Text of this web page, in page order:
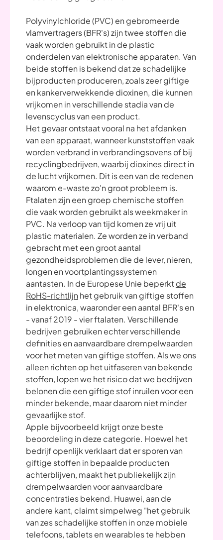
Polyvinylchloride (PVC) en gebromeerde
vlamvertragers (BFR's) zijn twee stoffen die
vaak worden gebruikt in de plastic
onderdelen van elektronische apparaten. Van
beide stoffen is bekend dat ze schadelijke
bijproducten produceren, zoals zeer giftige
en kankerverwekkende dioxinen, die kunnen
vrijkomen in verschillende stadia van de
levenscyclus van een product.
Het gevaar ontstaat vooral na het afdanken
van een apparaat, wanneer kunststoffen vaak
worden verbrand in verbrandingsovens of bij
recyclingbedrijven, waarbij dioxines direct in
de lucht vrijkomen. Dit is een van de redenen
waarom e-waste zo'n groot probleem is.
Ftalaten zijn een groep chemische stoffen
die vaak worden gebruikt als weekmaker in
PVC. Na verloop van tijd komen ze vrij uit
plastic materialen. Ze worden ze in verband
gebracht met een groot aantal
gezondheidsproblemen die de lever, nieren,
longen en voortplantingssystemen
aantasten. In de Europese Unie beperktde
RoHS-richtlijn het gebruik van giftige stoffen
in elektronica, waaronder een aantal BFR's en
- vanaf 2019 - vier ftalaten. Verschillende
bedrijven gebruiken echter verschillende
definities en aanvaardbare drempelwaarden
voor het meten van giftige stoffen. Als we ons
alleen richten op het uitfaseren van bekende
stoffen, lopen we het risico dat we bedrijven
belonen die een giftige stof inruilen voor een
minder bekende, maar daarom niet minder
gevaarlijke stof.
Apple bijvoorbeeld krijgt onze beste
beoordeling in deze categorie. Hoewel het
bedrijf openlijk verklaart dat er sporen van
giftige stoffen in bepaalde producten
achterblijven, maakt het publiekelijk zijn
drempelwaarden voor aanvaardbare
concentraties bekend. Huawei, aan de
andere kant, claimt simpelweg "het gebruik
van zes schadelijke stoffen in onze mobiele
telefoons, tablets en wearables te hebben